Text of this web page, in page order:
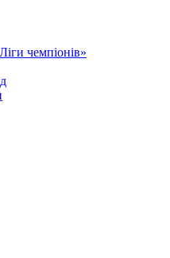
чемпіонів»